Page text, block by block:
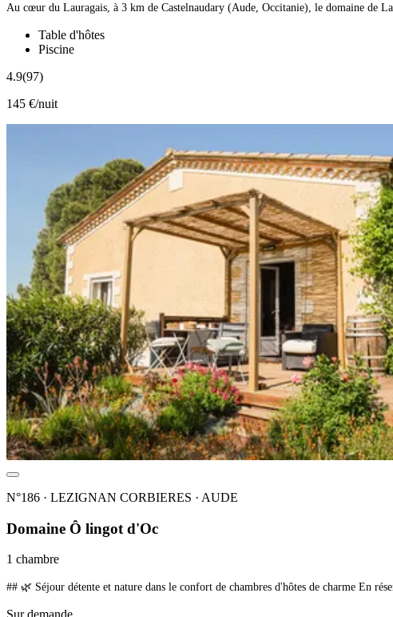
Au cœur du Lauragais, à 3 km de Castelnaudary (Aude, Occitanie), le domaine de
Table d'hôtes
Piscine
4.9(97)
145 €/nuit
N°186 · LEZIGNAN CORBIERES · AUDE
Domaine Ô lingot d'Oc
1 chambre
## 🌿